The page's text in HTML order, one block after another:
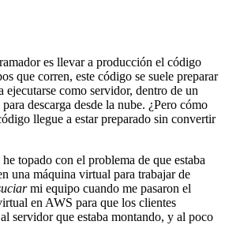
es llevar a producción el código
que corren, este código se suele preparar
ejecutarse como servidor, dentro de un
descarga desde la nube. ¿Pero cómo
llegue a estar preparado sin convertir
topado con el problema de que estaba
una máquina virtual para trabajar de
mi equipo cuando me pasaron el
en AWS para que los clientes
servidor que estaba montando, y al poco